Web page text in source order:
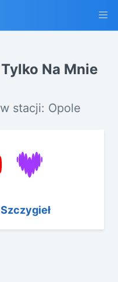
Na Mnie
stacji: Opole